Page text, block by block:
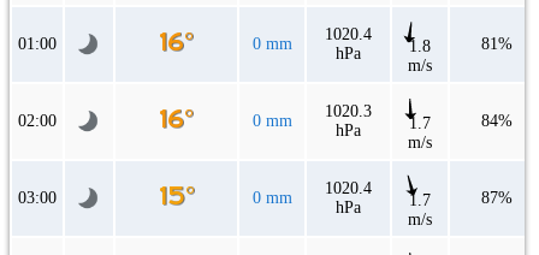
01:00 0 mm
1020.4
hPa
1.8
m/s
81%
02:00 0 mm
1020.3
hPa
1.7
m/s
84%
03:00 0 mm
1020.4
hPa
1.7
m/s
87%